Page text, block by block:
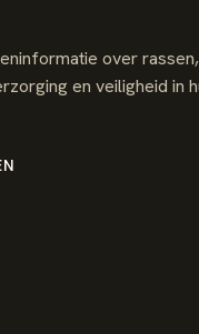
over
en veiligheid in